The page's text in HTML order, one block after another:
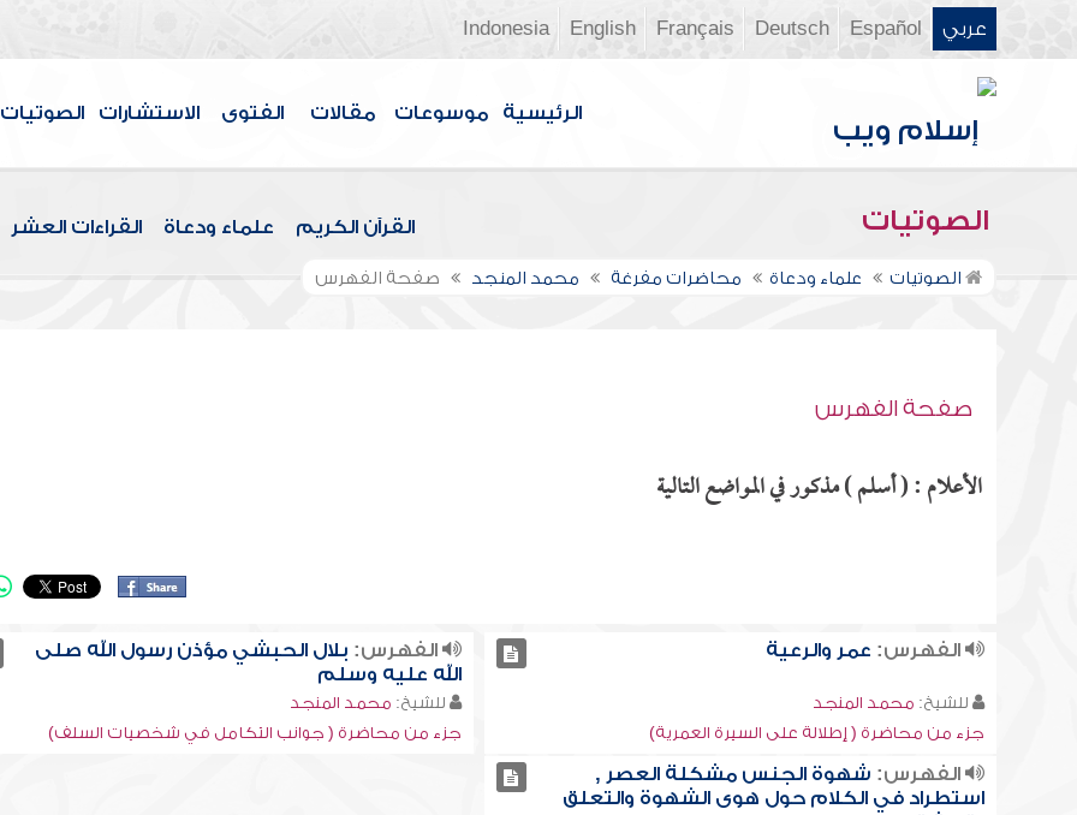
عربي Español
Deutsch
Français
English
Indonesia
الرئيسية موسوعات مقالات الفتوى الاستشارات الصوتيات
الصوتيات القرآن الكريم علماء ودعاة القراءات العشر
الصوتيات علماء ودعاة محاضرات مفرغة محمد المنجد صفحة الفهرس
صفحة الفهرس
الأعلام : ( أسلم ) مذكور في المواضع التالية
الفهرس: عمر والرعية
للشيخ: محمد المنجد
جزء من محاضرة ( إطلالة على السيرة العمرية)
الفهرس: بلال الحبشي مؤذن رسول الله صلى
الله عليه وسلم
للشيخ: محمد المنجد
جزء من محاضرة ( جوانب التكامل في شخصيات السلف)
الفهرس: شهوة الجنس مشكلة العصر ,
استطراد في الكلام حول هوى الشهوة والتعلق